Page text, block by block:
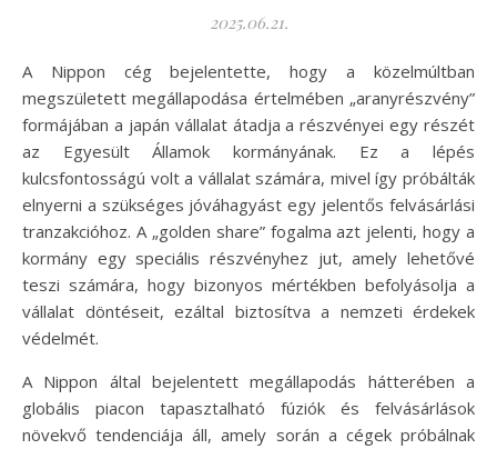
2025.06.21.
A Nippon cég bejelentette, hogy a közelmúltban
megszületett megállapodása értelmében „aranyrészvény”
formájában a japán vállalat átadja a részvényei egy részét
az Egyesült Államok kormányának. Ez a lépés
kulcsfontosságú volt a vállalat számára, mivel így próbálták
elnyerni a szükséges jóváhagyást egy jelentős felvásárlási
tranzakcióhoz. A „golden share” fogalma azt jelenti, hogy a
kormány egy speciális részvényhez jut, amely lehetővé
teszi számára, hogy bizonyos mértékben befolyásolja a
vállalat döntéseit, ezáltal biztosítva a nemzeti érdekek
védelmét.
A Nippon által bejelentett megállapodás hátterében a
globális piacon tapasztalható fúziók és felvásárlások
növekvő tendenciája áll, amely során a cégek próbálnak